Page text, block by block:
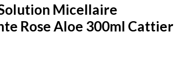
Micellaire
Rose Aloe 300ml Cattier